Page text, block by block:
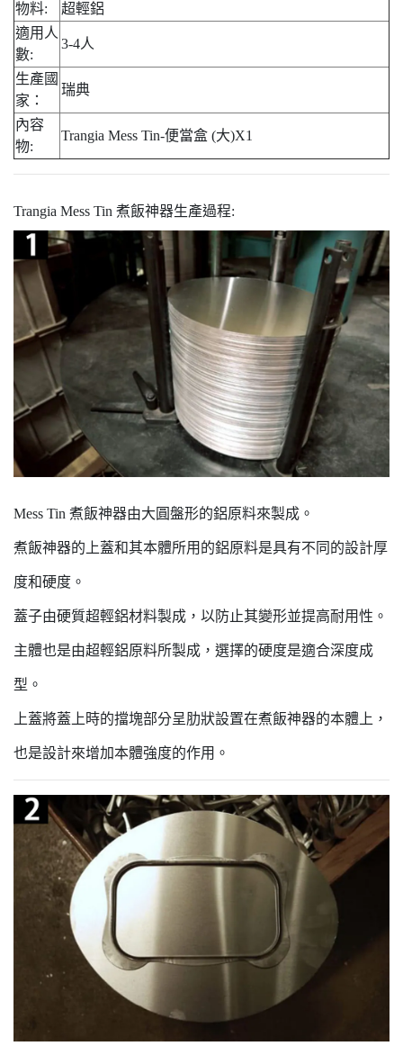
物料:
超輕鋁
適用人
數:
3-4人
生產國
家：
瑞典
內容
物:
Trangia Mess Tin-便當盒 (大)X1
Trangia Mess Tin 煮飯神器生產過程:
Mess Tin 煮飯神器由大圓盤形的鋁原料來製成。
煮飯神器的上蓋和其本體所用的鋁原料是具有不同的設計厚
度和硬度。
蓋子由硬質超輕鋁材料製成，以防止其變形並提高耐用性。
主體也是由超輕鋁原料所製成，選擇的硬度是適合深度成
型。
上蓋將蓋上時的擋塊部分呈肋狀設置在煮飯神器的本體上，
也是設計來增加本體強度的作用。